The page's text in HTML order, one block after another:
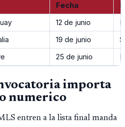
Fecha
12 de junio
19 de junio
25 de junio
importa
numerico
entren a la lista final manda